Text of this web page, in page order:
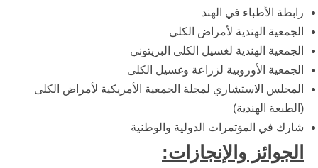
رابطة الأطباء في الهند
الجمعية الهندية لأمراض الكلى
الجمعية الهندية لغسيل الكلى البريتوني
الجمعية الأوروبية لزراعة وغسيل الكلى
المجلس الاستشاري لمجلة الجمعية الأمريكية لأمراض الكلى
(الطبعة الهندية)
شارك في المؤتمرات الدولية والوطنية
الجوائز والإنجازات: